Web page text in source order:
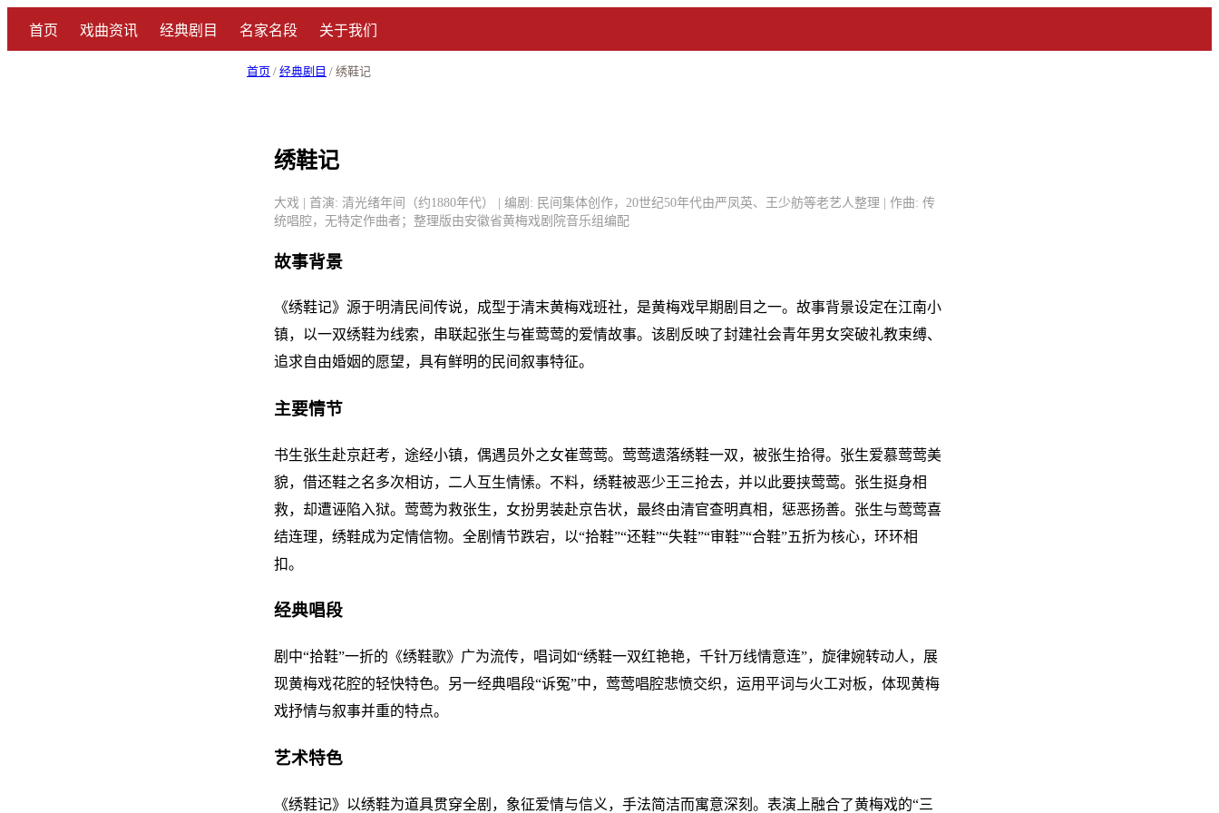
首页 戏曲资讯 经典剧目 名家名段 关于我们
首页 / 经典剧目 / 绣鞋记
绣鞋记
大戏 | 首演: 清光绪年间（约1880年代） | 编剧: 民间集体创作，20世纪50年代由严凤英、王少舫等老艺人整理 | 作曲: 传
统唱腔，无特定作曲者；整理版由安徽省黄梅戏剧院音乐组编配
故事背景
《绣鞋记》源于明清民间传说，成型于清末黄梅戏班社，是黄梅戏早期剧目之一。故事背景设定在江南小
镇，以一双绣鞋为线索，串联起张生与崔莺莺的爱情故事。该剧反映了封建社会青年男女突破礼教束缚、
追求自由婚姻的愿望，具有鲜明的民间叙事特征。
主要情节
书生张生赴京赶考，途经小镇，偶遇员外之女崔莺莺。莺莺遗落绣鞋一双，被张生拾得。张生爱慕莺莺美
貌，借还鞋之名多次相访，二人互生情愫。不料，绣鞋被恶少王三抢去，并以此要挟莺莺。张生挺身相
救，却遭诬陷入狱。莺莺为救张生，女扮男装赴京告状，最终由清官查明真相，惩恶扬善。张生与莺莺喜
结连理，绣鞋成为定情信物。全剧情节跌宕，以“拾鞋”“还鞋”“失鞋”“审鞋”“合鞋”五折为核心，环环相
扣。
经典唱段
剧中“拾鞋”一折的《绣鞋歌》广为流传，唱词如“绣鞋一双红艳艳，千针万线情意连”，旋律婉转动人，展
现黄梅戏花腔的轻快特色。另一经典唱段“诉冤”中，莺莺唱腔悲愤交织，运用平词与火工对板，体现黄梅
戏抒情与叙事并重的特点。
艺术特色
《绣鞋记》以绣鞋为道具贯穿全剧，象征爱情与信义，手法简洁而寓意深刻。表演上融合了黄梅戏的“三